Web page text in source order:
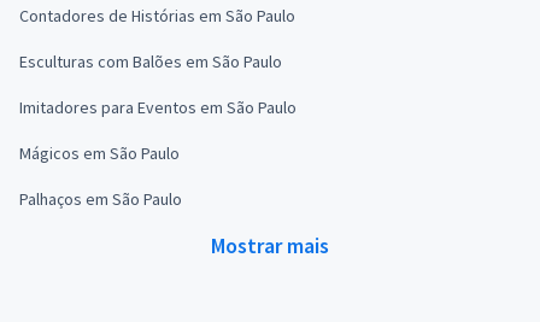
Contadores de Histórias em São Paulo
Esculturas com Balões em São Paulo
Imitadores para Eventos em São Paulo
Mágicos em São Paulo
Palhaços em São Paulo
Mostrar mais